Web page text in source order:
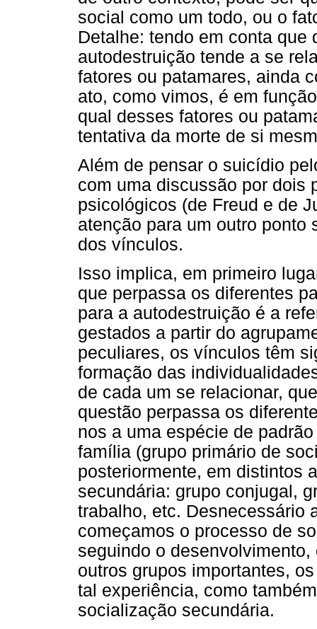
social como um todo, ou o
Detalhe: tendo em conta
autodestruição tende a se
fatores ou patamares, ainda
ato, como vimos, é em
qual desses fatores ou
tentativa da morte de si
Além de pensar o suicídio
com uma discussão por dois
psicológicos (de Freud e de
atenção para um outro
dos vínculos.
Isso implica, em primeiro
que perpassa os diferentes
para a autodestruição é a
gestados a partir do
peculiares, os vínculos têm
formação das
de cada um se relacionar,
questão perpassa os
nos a uma espécie de
família (grupo primário de
posteriormente, em distintos
secundária: grupo conjugal,
trabalho, etc. Desnecessário
começamos o processo de
seguindo o
outros grupos importantes,
tal experiência, como
socialização secundária.